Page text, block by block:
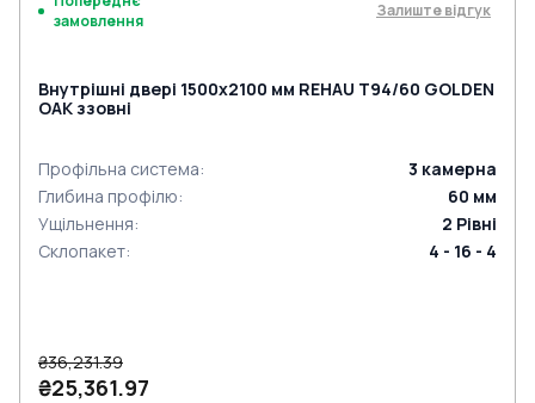
замовлення
Залиште відгук
Внутрішні двері 1500x2100 мм REHAU Т94/60 GOLDEN
OAK ззовні
Профільна система: 3 камерна
Глибина профілю: 60 мм
Ущільнення: 2 Рівні
Склопакет: 4 - 16 - 4
₴36,231.39
₴25,361.97